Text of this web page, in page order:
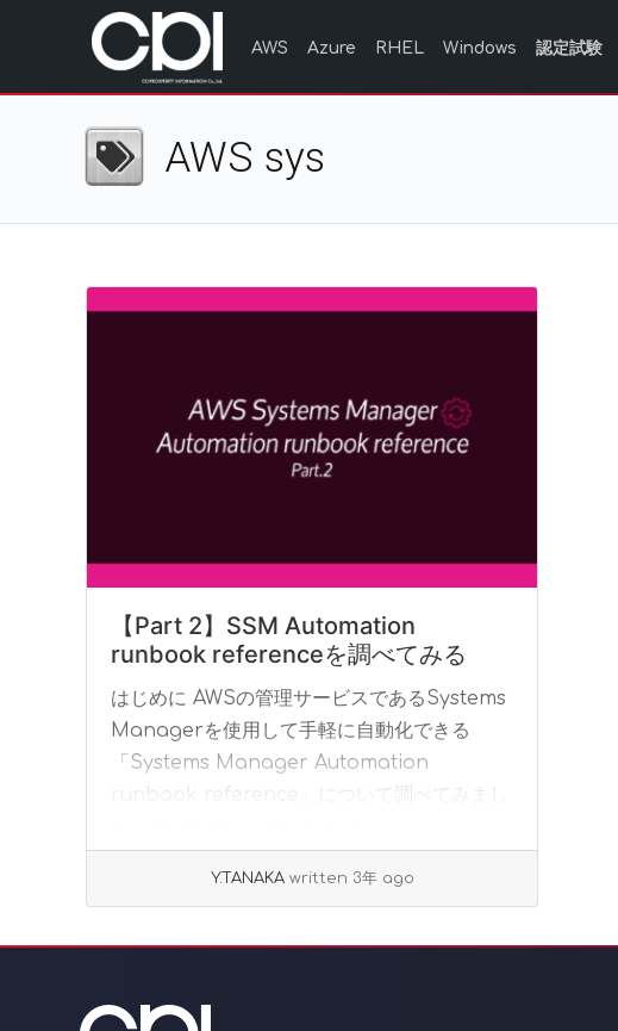
AWS Azure RHEL Windows 認定試験
AWS sys
【Part 2】SSM Automation
runbook referenceを調べてみる
はじめに AWSの管理サービスであるSystems
Managerを使用して手軽に自動化できる
「Systems Manager Automation
runbook reference」について調べてみまし
Y.TANAKA written 3年 ago